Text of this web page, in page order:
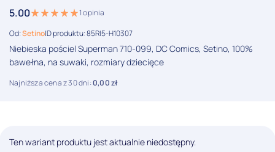
5.00 1opinia
Od:SetinoID produktu: 85RI5-H10307
Niebieska pościel Superman 710-099, DC Comics, Setino, 100%
bawełna, na suwaki, rozmiary dziecięce
Najniższa cena z 30 dni:0,00zł
Ten wariant produktu jest aktualnie niedostępny.